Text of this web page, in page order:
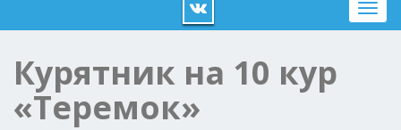
Курятник на 10 кур
«Теремок»